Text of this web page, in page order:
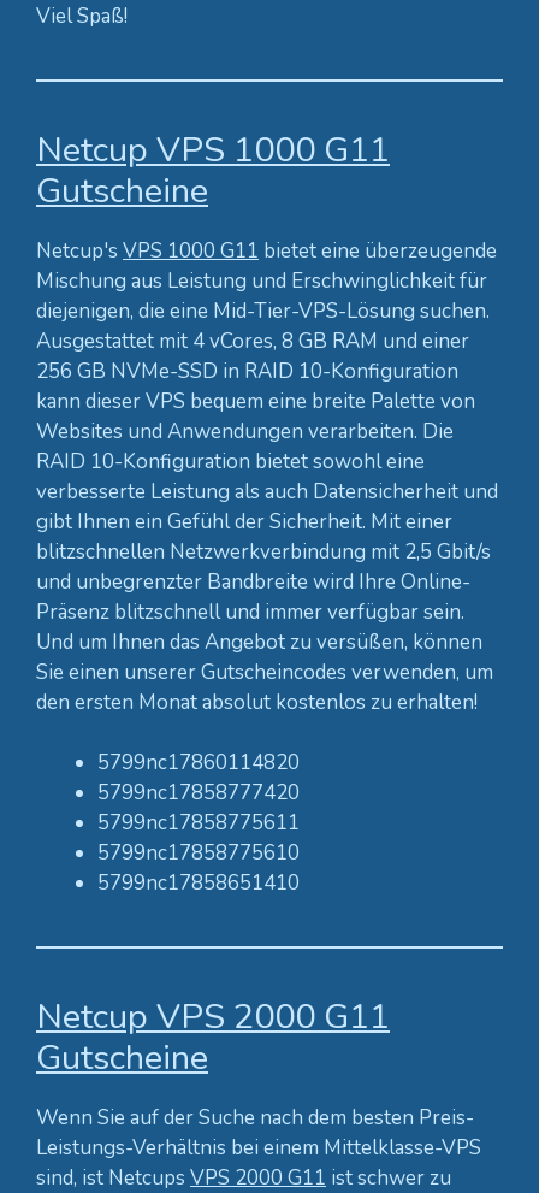
Viel Spaß!
Netcup VPS 1000 G11
Gutscheine
Netcup's VPS 1000 G11 bietet eine überzeugende
Mischung aus Leistung und Erschwinglichkeit für
diejenigen, die eine Mid-Tier-VPS-Lösung suchen.
Ausgestattet mit 4 vCores, 8 GB RAM und einer
256 GB NVMe-SSD in RAID 10-Konfiguration
kann dieser VPS bequem eine breite Palette von
Websites und Anwendungen verarbeiten. Die
RAID 10-Konfiguration bietet sowohl eine
verbesserte Leistung als auch Datensicherheit und
gibt Ihnen ein Gefühl der Sicherheit. Mit einer
blitzschnellen Netzwerkverbindung mit 2,5 Gbit/s
und unbegrenzter Bandbreite wird Ihre Online-
Präsenz blitzschnell und immer verfügbar sein.
Und um Ihnen das Angebot zu versüßen, können
Sie einen unserer Gutscheincodes verwenden, um
den ersten Monat absolut kostenlos zu erhalten!
5799nc17860114820
5799nc17858777420
5799nc17858775611
5799nc17858775610
5799nc17858651410
Netcup VPS 2000 G11
Gutscheine
Wenn Sie auf der Suche nach dem besten Preis-
Leistungs-Verhältnis bei einem Mittelklasse-VPS
sind, ist Netcups VPS 2000 G11 ist schwer zu